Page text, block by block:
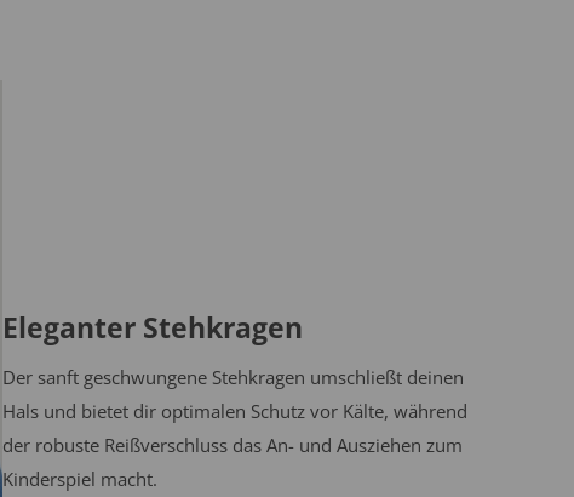
Eleganter Stehkragen
Der sanft geschwungene Stehkragen umschließt deinen
Hals und bietet dir optimalen Schutz vor Kälte, während
der robuste Reißverschluss das An- und Ausziehen zum
Kinderspiel macht.